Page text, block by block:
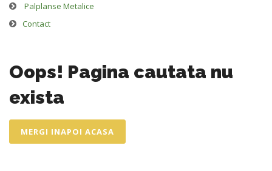
Palplanse Metalice
Contact
Oops! Pagina cautata nu
exista
MERGI INAPOI ACASA